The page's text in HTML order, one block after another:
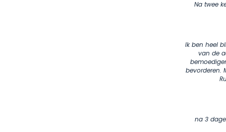
Na twee
Ik ben heel
van de
bevorderen.
na 3